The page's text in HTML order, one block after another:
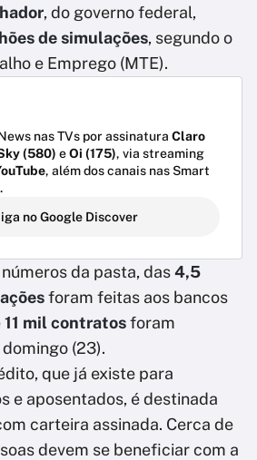
, do governo federal,
de simulações, segundo o
e Emprego (MTE).
nas TVs por assinatura Claro
(580) eOi (175), via streaming
, além dos canais nas Smart
.
no Google Discover
da pasta, das4,5
foram feitas aos bancos
11 mil contratosforam
(23).
que já existe para
e aposentados, é destinada
carteira assinada. Cerca de
devem se beneficiar com a